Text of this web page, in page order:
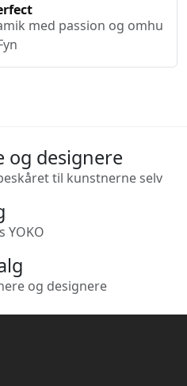
med passion og omhu
og designere
til kunstnerne selv
YOKO
og designere